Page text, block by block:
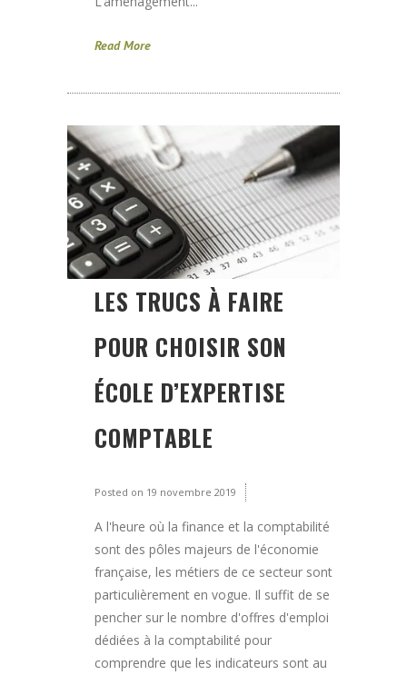
Read More
LES TRUCS À FAIRE
POUR CHOISIR SON
ÉCOLE D’EXPERTISE
COMPTABLE
Posted on 19 novembre 2019
A l'heure où la finance et la comptabilité
sont des pôles majeurs de l'économie
française, les métiers de ce secteur sont
particulièrement en vogue. Il suffit de se
pencher sur le nombre d'offres d'emploi
dédiées à la comptabilité pour
comprendre que les indicateurs sont au